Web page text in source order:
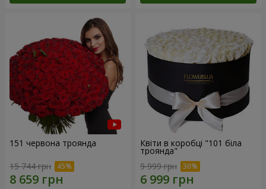
151 червона троянда
15 744 грн
Квіти в коробці "101 біла
троянда"
9 999 грн